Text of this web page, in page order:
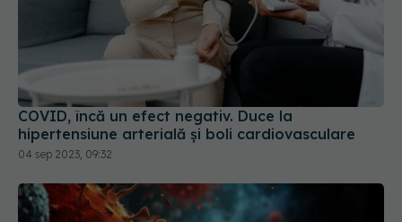
COVID, încă un efect negativ. Duce la
hipertensiune arterială și boli cardiovasculare
04 sep 2023, 09:32